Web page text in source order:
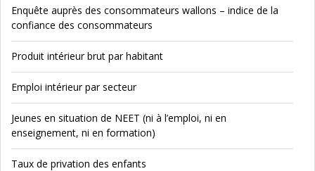
Enquête auprès des consommateurs wallons – indice de la
confiance des consommateurs
Produit intérieur brut par habitant
Emploi intérieur par secteur
Jeunes en situation de NEET (ni à l’emploi, ni en
enseignement, ni en formation)
Taux de privation des enfants